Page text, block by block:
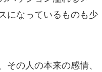
になっているものも少
の人の本来の感情、